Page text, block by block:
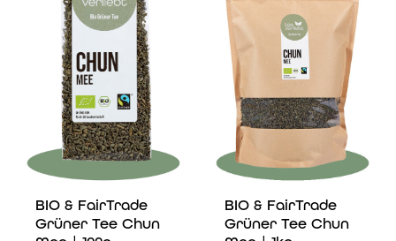
BIO & FairTrade
Grüner Tee Chun
BIO & FairTrade
Grüner Tee Chun